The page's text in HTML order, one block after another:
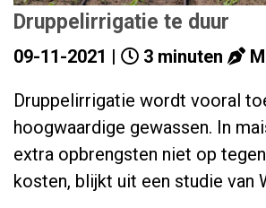
Druppelirrigatie te duur
09-11-2021 | 3 minuten
Druppelirrigatie wordt vooral
hoogwaardige gewassen. In
extra opbrengsten niet op
kosten, blijkt uit een studie van